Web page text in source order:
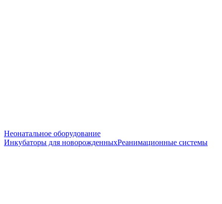
Неонатальное оборудование
Инкубаторы для новорожденныхРеанимационные системы